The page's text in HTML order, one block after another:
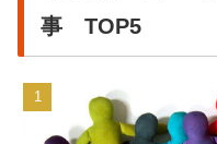
事 TOP5